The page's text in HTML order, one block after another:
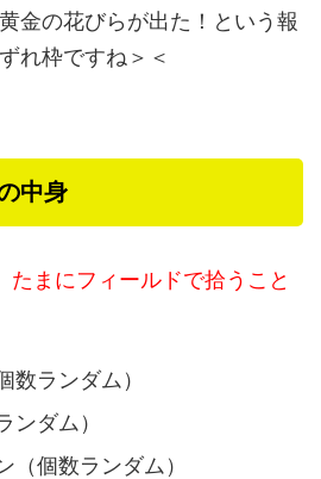
金の花びらが出た！という報
れ枠ですね＞＜
中身
たまにフィールドで拾うこと
数ランダム）
ンダム）
（個数ランダム）